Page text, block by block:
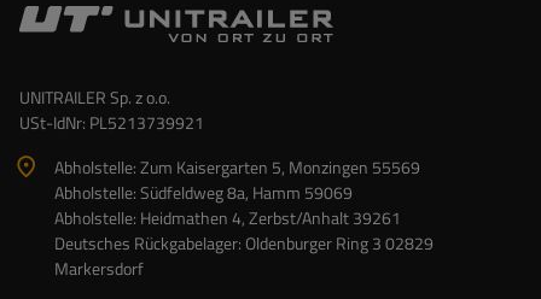
UNITRAILER Sp. z o.o.
USt-IdNr: PL5213739921
Abholstelle: Zum Kaisergarten 5, Monzingen 55569
Abholstelle: Südfeldweg 8a, Hamm 59069
Abholstelle: Heidmathen 4, Zerbst/Anhalt 39261
Deutsches Rückgabelager: Oldenburger Ring 3 02829
Markersdorf